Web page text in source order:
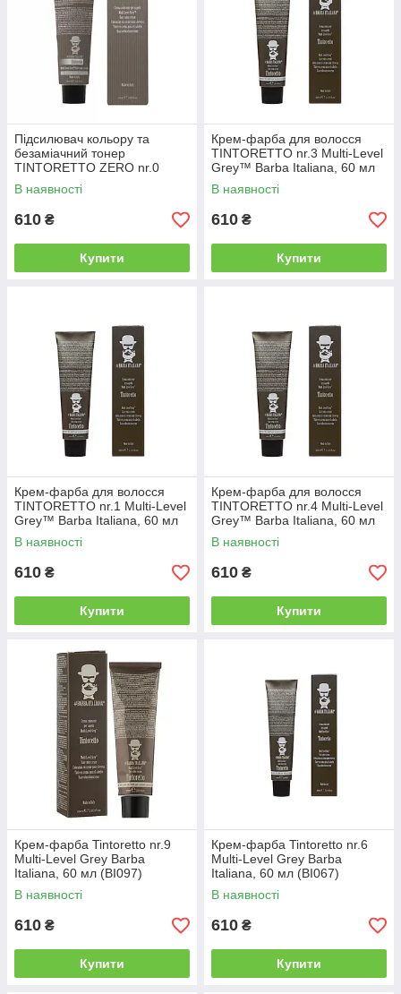
Підсилювач кольору та
безаміачний тонер
TINTORETTO ZERO nr.0
Multi-Level Grey™ Barba
Italiana, 60 мл (BI000)
В наявності
610 ₴
Купити
Крем-фарба для волосся
TINTORETTO nr.3 Multi-Level
Grey™ Barba Italiana, 60 мл
(BI037)
В наявності
610 ₴
Купити
Крем-фарба для волосся
TINTORETTO nr.1 Multi-Level
Grey™ Barba Italiana, 60 мл
(BI017)
В наявності
610 ₴
Купити
Крем-фарба для волосся
TINTORETTO nr.4 Multi-Level
Grey™ Barba Italiana, 60 мл
(BI047)
В наявності
610 ₴
Купити
Крем-фарба Tintoretto nr.9
Multi-Level Grey Barba
Italiana, 60 мл (BI097)
В наявності
610 ₴
Купити
Крем-фарба Tintoretto nr.6
Multi-Level Grey Barba
Italiana, 60 мл (BI067)
В наявності
610 ₴
Купити